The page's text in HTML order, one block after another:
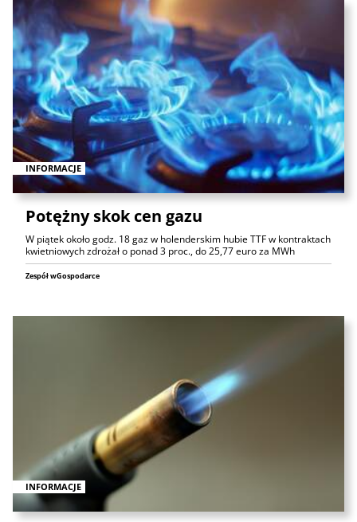
INFORMACJE
Potężny skok cen gazu
W piątek około godz. 18 gaz w holenderskim hubie TTF w kontraktach
kwietniowych zdrożał o ponad 3 proc., do 25,77 euro za MWh
Zespół wGospodarce
INFORMACJE